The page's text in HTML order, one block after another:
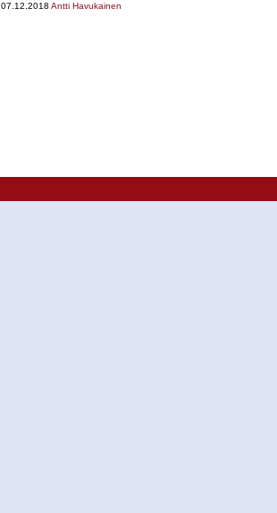
07.12.2018 Antti Havukainen